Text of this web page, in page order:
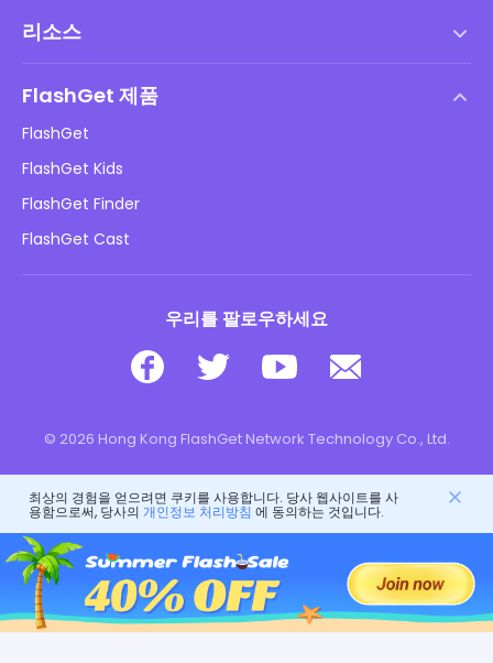
DMCA 정책
개인정보 처리방침
광고 정책
내 정보를 판매하지 마십시오
리소스
아동 온라인 안전
다운로드
FlashGet 제품
FlashGet
FlashGet Kids
FlashGet Finder
FlashGet Cast
우리를 팔로우하세요
© 2026 Hong Kong FlashGet Network Technology Co., Ltd.
최상의 경험을 얻으려면 쿠키를 사용합니다. 당사 웹사이트를 사
용함으로써, 당사의 개인정보 처리방침 에 동의하는 것입니다.